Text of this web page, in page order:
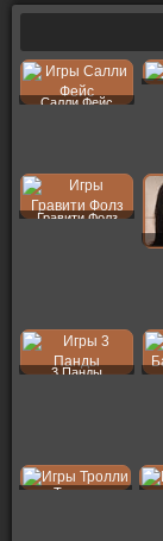
Салли Фейс
Гравити Фолз
3 Панды
Тролли